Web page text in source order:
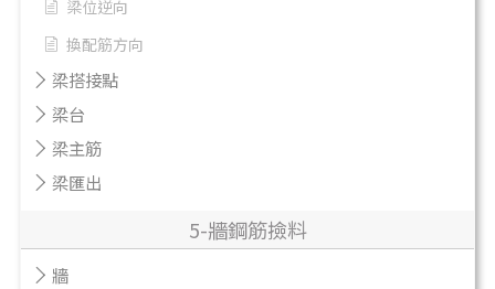
梁位逆向
換配筋方向
梁搭接點
梁台
梁主筋
梁匯出
5-牆鋼筋撿料
牆